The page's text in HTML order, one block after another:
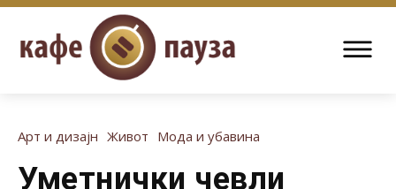
Арт и дизајн Живот Мода и убавина
Уметнички чевли